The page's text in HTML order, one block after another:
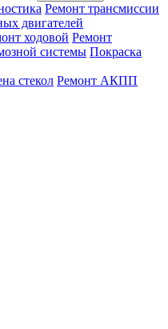
Ремонт трансмиссии
двигателей
ходовой Ремонт
системы Покраска
стекол Ремонт АКПП